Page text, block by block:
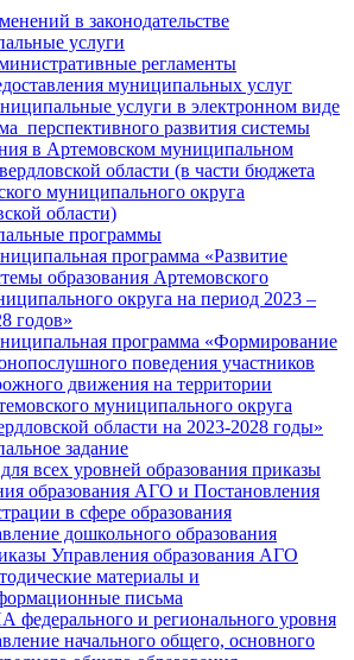
в законодательстве
услуги
регламенты
муниципальных услуг
услуги в электронном виде
перспективного развития системы
в Артемовском муниципальном
области (в части бюджета
муниципального округа
области)
программы
программа «Развитие
образования Артемовского
округа на период 2023 –
годов»
программа «Формирование
поведения участников
движения на территории
муниципального округа
области на 2023-2028 годы»
задание
всех уровней образования приказы
образования АГО и Постановления
в сфере образования
дошкольного образования
Управления образования АГО
материалы и
письма
федерального и регионального уровня
начального общего, основного